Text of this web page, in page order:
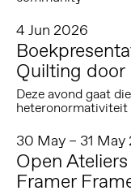
4 Jun 2026
Quilting door
Deze avond gaat
heteronormativiteit
30 May – 31 May
Open
Framer